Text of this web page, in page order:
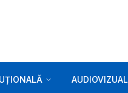
AUDIOVIZUAL